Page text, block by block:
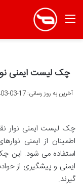
منو
چک لیست ایمنی
آخرین به روز رسانی: 17-03-1403
چک لیست ایمنی نوار
اطمینان از ایمنی
استفاده می شود. این
ایمنی و پیشگیری از
گیرند.